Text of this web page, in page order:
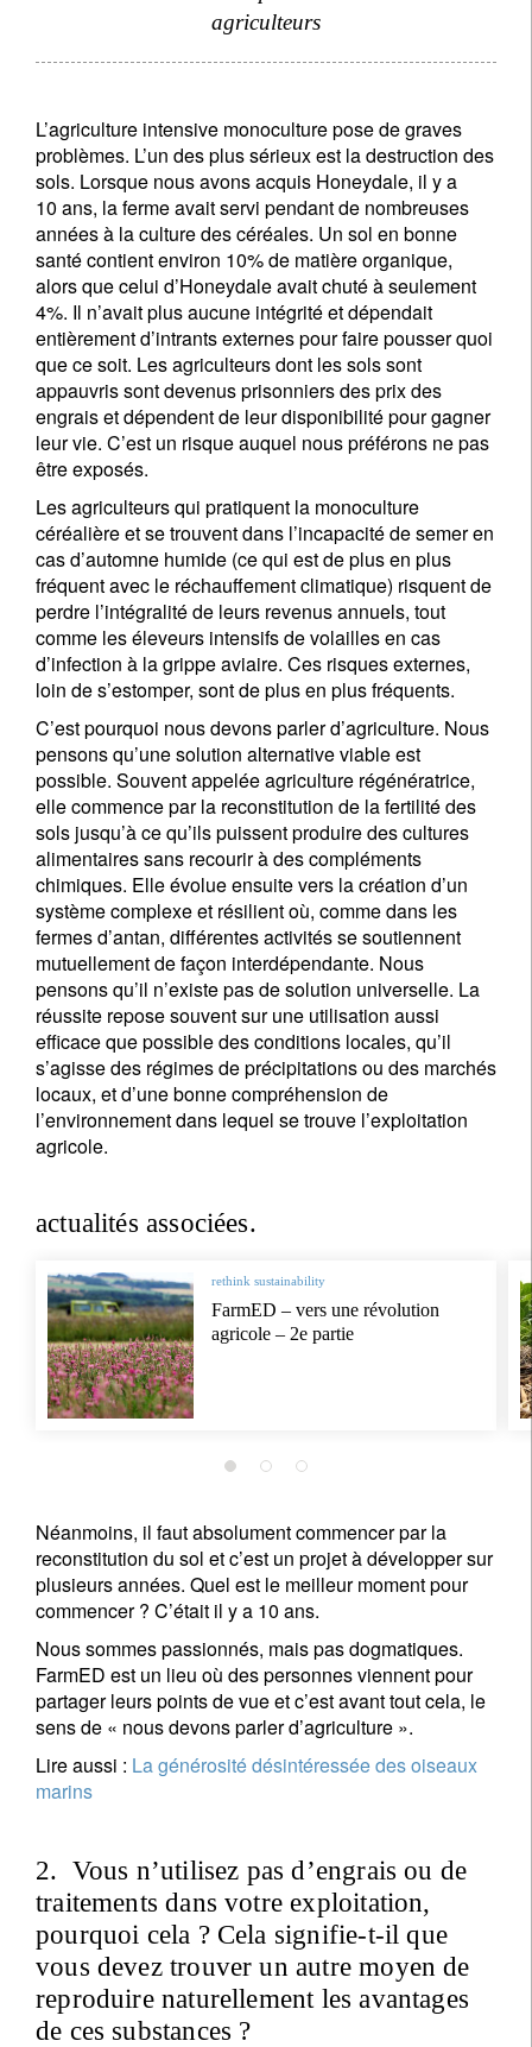
agriculteurs
L’agriculture intensive monoculture pose de graves
problèmes. L’un des plus sérieux est la destruction des
sols. Lorsque nous avons acquis Honeydale, il y a
10 ans, la ferme avait servi pendant de nombreuses
années à la culture des céréales. Un sol en bonne
santé contient environ 10% de matière organique,
alors que celui d’Honeydale avait chuté à seulement
4%. Il n’avait plus aucune intégrité et dépendait
entièrement d’intrants externes pour faire pousser quoi
que ce soit. Les agriculteurs dont les sols sont
appauvris sont devenus prisonniers des prix des
engrais et dépendent de leur disponibilité pour gagner
leur vie. C’est un risque auquel nous préférons ne pas
être exposés.
Les agriculteurs qui pratiquent la monoculture
céréalière et se trouvent dans l’incapacité de semer en
cas d’automne humide (ce qui est de plus en plus
fréquent avec le réchauffement climatique) risquent de
perdre l’intégralité de leurs revenus annuels, tout
comme les éleveurs intensifs de volailles en cas
d’infection à la grippe aviaire. Ces risques externes,
loin de s’estomper, sont de plus en plus fréquents.
C’est pourquoi nous devons parler d’agriculture. Nous
pensons qu’une solution alternative viable est
possible. Souvent appelée agriculture régénératrice,
elle commence par la reconstitution de la fertilité des
sols jusqu’à ce qu’ils puissent produire des cultures
alimentaires sans recourir à des compléments
chimiques. Elle évolue ensuite vers la création d’un
système complexe et résilient où, comme dans les
fermes d’antan, différentes activités se soutiennent
mutuellement de façon interdépendante. Nous
pensons qu’il n’existe pas de solution universelle. La
réussite repose souvent sur une utilisation aussi
efficace que possible des conditions locales, qu’il
s’agisse des régimes de précipitations ou des marchés
locaux, et d’une bonne compréhension de
l’environnement dans lequel se trouve l’exploitation
agricole.
actualités associées.
rethink sustainability
FarmED – vers une révolution
agricole – 2e partie
Néanmoins, il faut absolument commencer par la
reconstitution du sol et c’est un projet à développer sur
plusieurs années. Quel est le meilleur moment pour
commencer ? C’était il y a 10 ans.
Nous sommes passionnés, mais pas dogmatiques.
FarmED est un lieu où des personnes viennent pour
partager leurs points de vue et c’est avant tout cela, le
sens de « nous devons parler d’agriculture ».
Lire aussi : La générosité désintéressée des oiseaux
marins
2. Vous n’utilisez pas d’engrais ou de
traitements dans votre exploitation,
pourquoi cela ? Cela signifie-t-il que
vous devez trouver un autre moyen de
reproduire naturellement les avantages
de ces substances ?